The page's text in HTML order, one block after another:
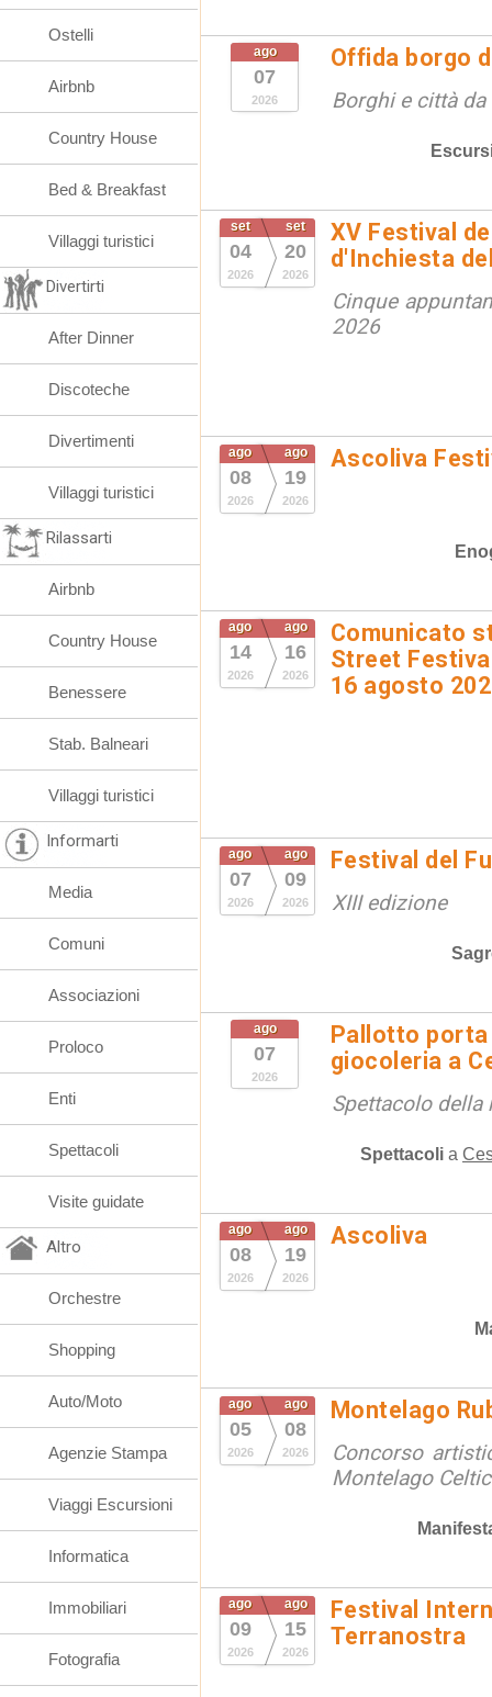
ago
07
2026
Offida borgo
Borghi e città
set
04
2026
set
20
2026
XV Festival
d'Inchiesta
Cinque
2026
ago
08
2026
ago
19
2026
Ascoliva
ago
14
2026
ago
16
2026
Comunicato
Street
16 agosto
ago
07
2026
ago
09
2026
Festival del
XIII edizione
ago
07
2026
Pallotto
giocoleria a
Spettacolo della
Spettacoli a
ago
08
2026
ago
19
2026
Ascoliva
ago
05
2026
ago
08
2026
Montelago
Concorso
Montelago
ago
09
2026
ago
15
2026
Festival
Terranostra
Ostelli
Airbnb
Country House
Bed & Breakfast
Villaggi turistici
Divertirti
After Dinner
Discoteche
Divertimenti
Villaggi turistici
Rilassarti
Airbnb
Country House
Benessere
Stab. Balneari
Villaggi turistici
Informarti
Media
Comuni
Associazioni
Proloco
Enti
Spettacoli
Visite guidate
Altro
Orchestre
Shopping
Auto/Moto
Agenzie Stampa
Viaggi Escursioni
Informatica
Immobiliari
Fotografia